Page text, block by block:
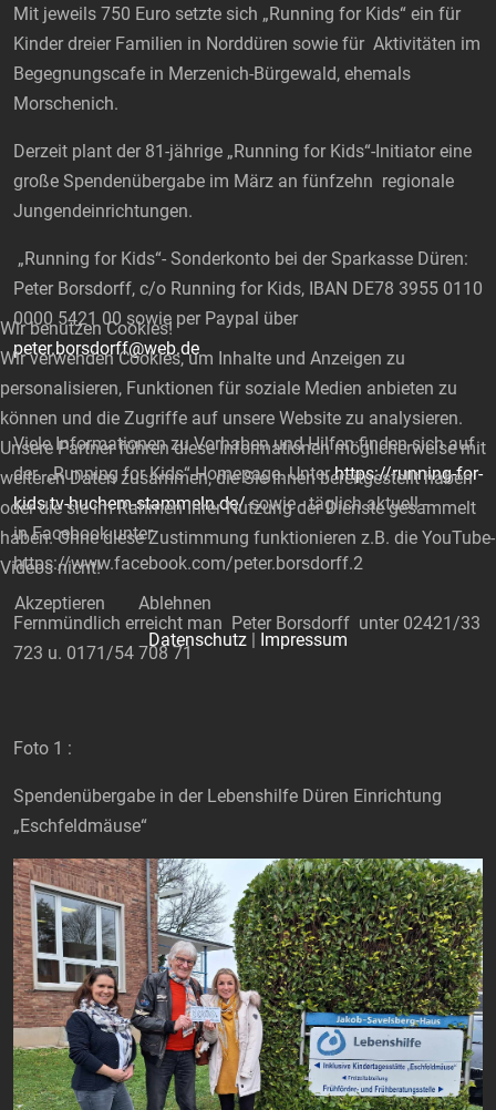
Mit jeweils 750 Euro setzte sich „Running for Kids“ ein für
Kinder dreier Familien in Norddüren sowie für Aktivitäten im
Begegnungscafe in Merzenich-Bürgewald, ehemals
Morschenich.
Derzeit plant der 81-jährige „Running for Kids“-Initiator eine
große Spendenübergabe im März an fünfzehn regionale
Jungendeinrichtungen.
„Running for Kids“- Sonderkonto bei der Sparkasse Düren:
Peter Borsdorff, c/o Running for Kids, IBAN DE78 3955 0110
0000 5421 00 sowie per Paypal über
peter.borsdorff@web.de
Viele Informationen zu Vorhaben und Hilfen finden sich auf
der „Running for Kids“-Homepage. Unterhttps://running-for-
kids.tv-huchem-stammeln.de/sowie - täglich aktuell -
in Facebook unter
https://www.facebook.com/peter.borsdorff.2
Fernmündlich erreicht man Peter Borsdorff unter 02421/33
723 u. 0171/54 708 71
Foto 1 :
Spendenübergabe in der Lebenshilfe Düren Einrichtung
„Eschfeldmäuse“
Wir benutzen Cookies!
Wir verwenden Cookies, um Inhalte und Anzeigen zu
personalisieren, Funktionen für soziale Medien anbieten zu
können und die Zugriffe auf unsere Website zu analysieren.
Unsere Partner führen diese Informationen möglicherweise mit
weiteren Daten zusammen, die Sie ihnen bereitgestellt haben
oder die sie im Rahmen Ihrer Nutzung der Dienste gesammelt
haben. Ohne diese Zustimmung funktionieren z.B. die YouTube-
Videos nicht!
Akzeptieren
Ablehnen
Datenschutz | Impressum